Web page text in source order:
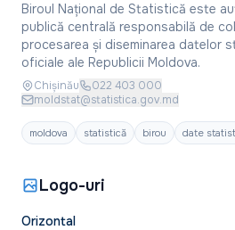
Biroul Național de Statistică este
publică centrală responsabilă de
procesarea și diseminarea datelor
oficiale ale Republicii Moldova.
Chișinău
022 403 000
moldstat@statistica.gov.md
moldova statistică birou date
Logo-uri
Orizontal